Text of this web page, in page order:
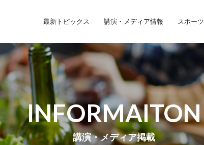
最新トピックス 講演・メディア情報 スポーツ
INFORMAITON
講演・メディア掲載